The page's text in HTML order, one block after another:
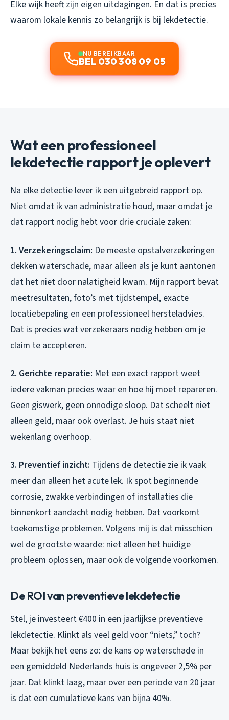
Elke wijk heeft zijn eigen uitdagingen. En dat is precies
waarom lokale kennis zo belangrijk is bij lekdetectie.
NU BEREIKBAAR
BEL 030 308 09 05
Wat een professioneel
lekdetectie rapport je oplevert
Na elke detectie lever ik een uitgebreid rapport op.
Niet omdat ik van administratie houd, maar omdat je
dat rapport nodig hebt voor drie cruciale zaken:
1. Verzekeringsclaim: De meeste opstalverzekeringen
dekken waterschade, maar alleen als je kunt aantonen
dat het niet door nalatigheid kwam. Mijn rapport bevat
meetresultaten, foto’s met tijdstempel, exacte
locatiebepaling en een professioneel hersteladvies.
Dat is precies wat verzekeraars nodig hebben om je
claim te accepteren.
2. Gerichte reparatie: Met een exact rapport weet
iedere vakman precies waar en hoe hij moet repareren.
Geen giswerk, geen onnodige sloop. Dat scheelt niet
alleen geld, maar ook overlast. Je huis staat niet
wekenlang overhoop.
3. Preventief inzicht: Tijdens de detectie zie ik vaak
meer dan alleen het acute lek. Ik spot beginnende
corrosie, zwakke verbindingen of installaties die
binnenkort aandacht nodig hebben. Dat voorkomt
toekomstige problemen. Volgens mij is dat misschien
wel de grootste waarde: niet alleen het huidige
probleem oplossen, maar ook de volgende voorkomen.
De ROI van preventieve lekdetectie
Stel, je investeert €400 in een jaarlijkse preventieve
lekdetectie. Klinkt als veel geld voor “niets,” toch?
Maar bekijk het eens zo: de kans op waterschade in
een gemiddeld Nederlands huis is ongeveer 2,5% per
jaar. Dat klinkt laag, maar over een periode van 20 jaar
is dat een cumulatieve kans van bijna 40%.